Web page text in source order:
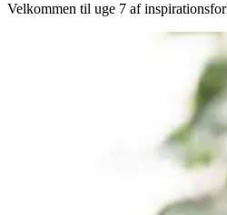
Velkommen til uge 7 af